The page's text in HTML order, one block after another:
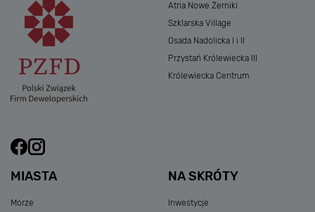
Atria Nowe Żerniki
Szklarska Village
Osada Nadolicka I i II
Przystań Królewiecka III
Królewiecka Centrum
MIASTA
Morze
NA SKRÓTY
Inwestycje